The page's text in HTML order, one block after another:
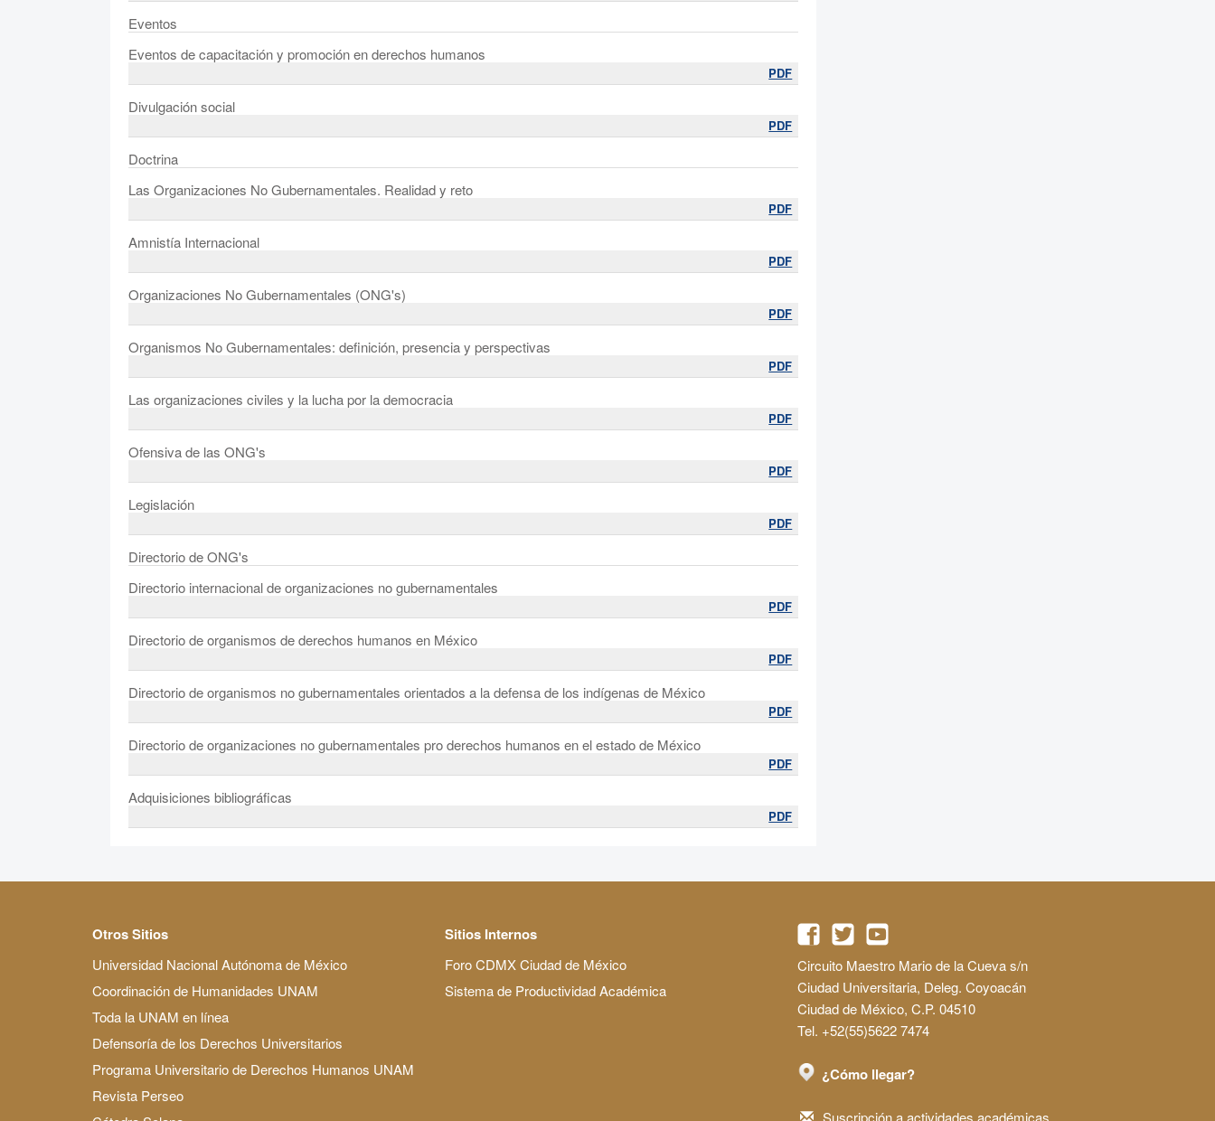
Eventos
Eventos de capacitación y promoción en derechos humanos
PDF
Divulgación social
PDF
Doctrina
Las Organizaciones No Gubernamentales. Realidad y reto
PDF
Amnistía Internacional
PDF
Organizaciones No Gubernamentales (ONG's)
PDF
Organismos No Gubernamentales: definición, presencia y perspectivas
PDF
Las organizaciones civiles y la lucha por la democracia
PDF
Ofensiva de las ONG's
PDF
Legislación
PDF
Directorio de ONG's
Directorio internacional de organizaciones no gubernamentales
PDF
Directorio de organismos de derechos humanos en México
PDF
Directorio de organismos no gubernamentales orientados a la defensa de los indígenas de México
PDF
Directorio de organizaciones no gubernamentales pro derechos humanos en el estado de México
PDF
Adquisiciones bibliográficas
PDF
Otros Sitios
Universidad Nacional Autónoma de México
Coordinación de Humanidades UNAM
Toda la UNAM en línea
Defensoría de los Derechos Universitarios
Programa Universitario de Derechos Humanos UNAM
Revista Perseo
Sitios Internos
Foro CDMX Ciudad de México
Sistema de Productividad Académica
Circuito Maestro Mario de la Cueva s/n
Ciudad Universitaria, Deleg. Coyoacán
Ciudad de México, C.P. 04510
Tel. +52(55)5622 7474
¿Cómo llegar?
Suscripción a actividades académicas